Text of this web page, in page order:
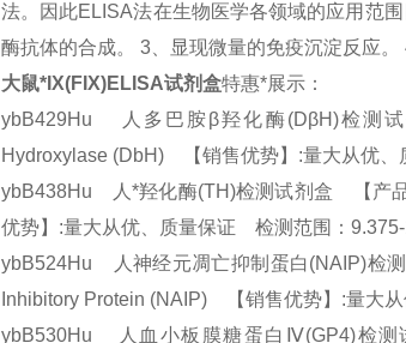
法。因此ELISA法在生物医学各领域的应用范
酶抗体的合成。 3 、显现微量的免疫沉淀反应。
大鼠*IX(FIX)ELISA试剂盒特惠*展示：
ybB429Hu 人多巴胺β羟化酶(DβH)检测
Hydroxylase (DbH) 【销售优势】:量大从优
ybB438Hu 人*羟化酶(TH)检测试剂盒 【产
优势】:量大从优、质量保证 检测范围：
ybB524Hu 人神经元凋亡抑制蛋白(NAIP)检
Inhibitory Protein (NAIP) 【销售优势】:量大
ybB530Hu 人血小板膜糖蛋白Ⅳ(GP4)检测